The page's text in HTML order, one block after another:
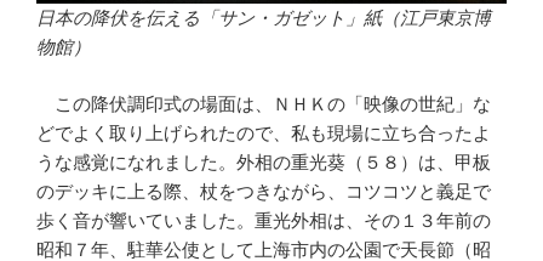
日本の降伏を伝える「サン・ガゼット」紙（江戸東京博
物館）
この降伏調印式の場面は、ＮＨＫの「映像の世紀」な
どでよく取り上げられたので、私も現場に立ち合ったよ
うな感覚になれました。外相の重光葵（５８）は、甲板
のデッキに上る際、杖をつきながら、コツコツと義足で
歩く音が響いていました。重光外相は、その１３年前の
昭和７年、駐華公使として上海市内の公園で天長節（昭